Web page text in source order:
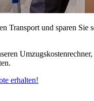
Transport und sparen Sie
erhalten!